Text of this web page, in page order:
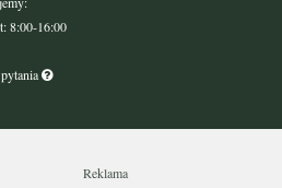
8:00-16:00
Reklama